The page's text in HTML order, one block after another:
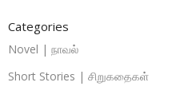
Categories
Novel | நாவல்
Short Stories | சிறுகதைகள்